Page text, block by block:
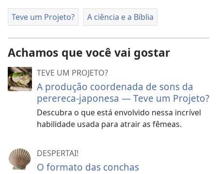
Teve um Projeto? A ciência e a Bíblia
Achamos que você vai gostar
TEVE UM PROJETO?
A produção coordenada de sons da
perereca-japonesa — Teve um Projeto?
Descubra o que está envolvido nessa incrível
habilidade usada para atrair as fêmeas.
DESPERTAI!
O formato das conchas